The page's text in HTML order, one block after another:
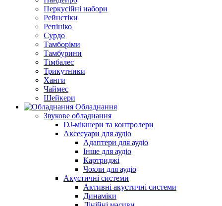
Перкусійні набори
Рейнстіки
Репініко
Сурдо
Тамборіми
Тамбурини
Тімбалес
Трикутники
Ханги
Чаймес
Шейкери
Обладнання
Звукове обладнання
DJ-мікшери та контролери
Аксесуари для аудіо
Адаптери для аудіо
Інше для аудіо
Картриджі
Чохли для аудіо
Акустичні системи
Активні акустичні системи
Динаміки